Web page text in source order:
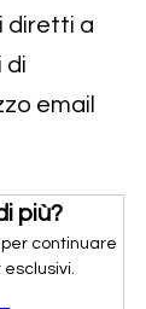
diretti a
di
email
più?
continuare